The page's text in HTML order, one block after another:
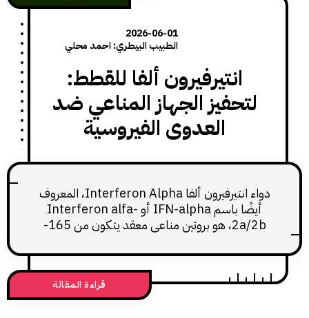
الطبيب البيطري: احمد محلي
انتيرفيرون ألفا للقطط:
الجهاز المناعي ضد
العدوى الفيروسية
دواء انتيرفيرون ألفا Interferon Alpha، المعروف
أيضًا باسم IFN-alpha أو Interferon alfa-
2a/2b، هو بروتين مناعي معقد يتكون من 165-
166 حمضًا أمينيًا، يُنتج عادة باستخدام الهندسة
الوراثية في مستعمرات بكتيريا E. coli أو في خلايا
المنشأ. يستخدم هذا الدواء لتحفيز الجهاز
ضد العدوى الفيروسية، ويعمل كمنشط
وليس كعلاج مضاد للفيروسات بشكل مباشر.
قراءة المقالة